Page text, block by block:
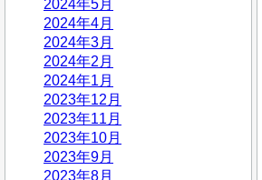
2024年5月
2024年4月
2024年3月
2024年2月
2024年1月
2023年12月
2023年11月
2023年10月
2023年9月
2023年8月